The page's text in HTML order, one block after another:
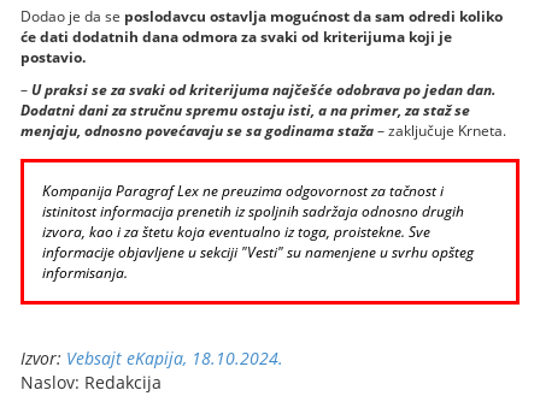
Dodao je da se poslodavcu ostavlja mogućnost da sam odredi koliko
će dati dodatnih dana odmora za svaki od kriterijuma koji je
postavio.
–U praksi se za svaki od kriterijuma najčešće odobrava po jedan dan.
Dodatni dani za stručnu spremu ostaju isti, a na primer, za staž se
menjaju, odnosno povećavaju se sa godinama staža– zaključuje Krneta.
Kompanija Paragraf Lex ne preuzima odgovornost za tačnost i
istinitost informacija prenetih iz spoljnih sadržaja odnosno drugih
izvora, kao i za štetu koja eventualno iz toga, proistekne. Sve
informacije objavljene u sekciji "Vesti" su namenjene u svrhu opšteg
informisanja.
Izvor: Vebsajt eKapija, 18.10.2024.
Naslov: Redakcija